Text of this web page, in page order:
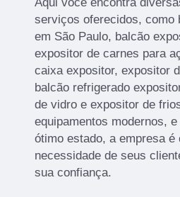
serviços oferecidos, como
em São Paulo, balcão
expositor de carnes para
caixa expositor, expositor
balcão refrigerado
de vidro e expositor de
equipamentos modernos,
ótimo estado, a empresa
necessidade de seus
sua confiança.